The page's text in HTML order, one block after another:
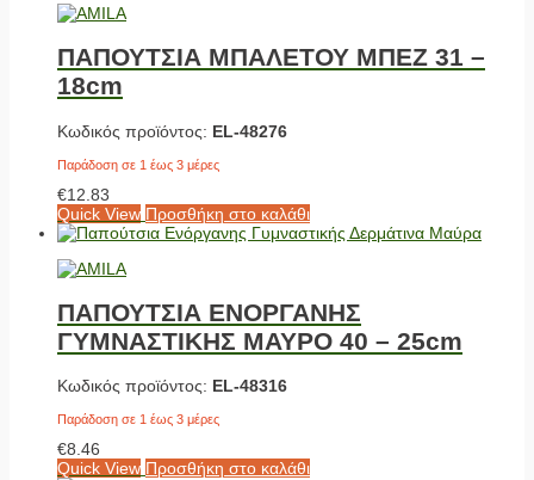
ΠΑΠΟΥΤΣΙΑ ΜΠΑΛΕΤΟΥ ΜΠΕΖ 31 –
18cm
Κωδικός προϊόντος: EL-48276
Παράδοση σε 1 έως 3 μέρες
€12.83
Quick View Προσθήκη στο καλάθι
ΠΑΠΟΥΤΣΙΑ ΕΝΟΡΓΑΝΗΣ
ΓΥΜΝΑΣΤΙΚΗΣ ΜΑΥΡΟ 40 – 25cm
Κωδικός προϊόντος: EL-48316
Παράδοση σε 1 έως 3 μέρες
€8.46
Quick View Προσθήκη στο καλάθι